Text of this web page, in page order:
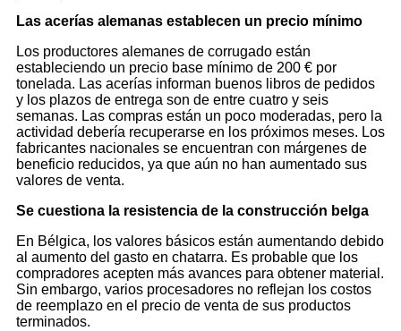
Las acerías alemanas establecen un precio mínimo
Los productores alemanes de corrugado están
estableciendo un precio base mínimo de 200 € por
tonelada. Las acerías informan buenos libros de pedidos
y los plazos de entrega son de entre cuatro y seis
semanas. Las compras están un poco moderadas, pero la
actividad debería recuperarse en los próximos meses. Los
fabricantes nacionales se encuentran con márgenes de
beneficio reducidos, ya que aún no han aumentado sus
valores de venta.
Se cuestiona la resistencia de la construcción belga
En Bélgica, los valores básicos están aumentando debido
al aumento del gasto en chatarra. Es probable que los
compradores acepten más avances para obtener material.
Sin embargo, varios procesadores no reflejan los costos
de reemplazo en el precio de venta de sus productos
terminados.